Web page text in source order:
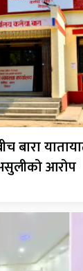
बारा
आरोप